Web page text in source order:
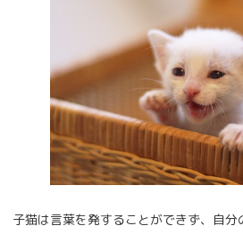
子猫は言葉を発することができず、自分